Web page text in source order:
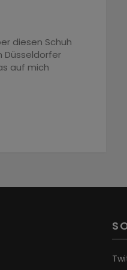
diesen Schuh
Düsseldorfer
auf mich